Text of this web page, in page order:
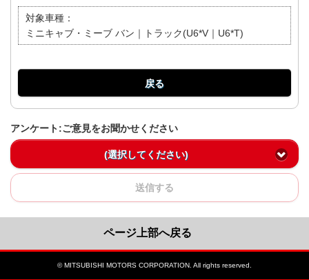
対象車種：
ミニキャブ・ミーブ バン｜トラック(U6*V｜U6*T)
戻る
アンケート:ご意見をお聞かせください
(選択してください)
送信する
ページ上部へ戻る
© MITSUBISHI MOTORS CORPORATION. All rights reserved.